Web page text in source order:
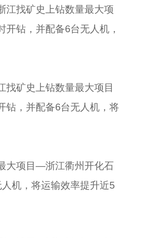
找矿史上钻数量最大项
钻，并配备6台无人机，
矿史上钻数量最大项目
钻，并配备6台无人机，将
大项目—浙江衢州开化石
机，将运输效率提升近5